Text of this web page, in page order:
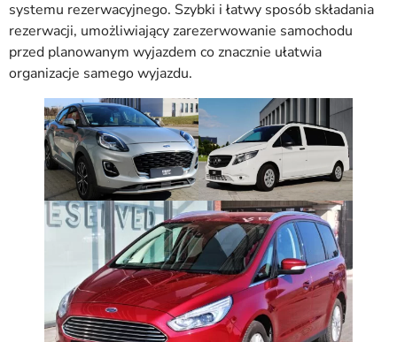
systemu rezerwacyjnego. Szybki i łatwy sposób składania
rezerwacji, umożliwiający zarezerwowanie samochodu
przed planowanym wyjazdem co znacznie ułatwia
organizacje samego wyjazdu.